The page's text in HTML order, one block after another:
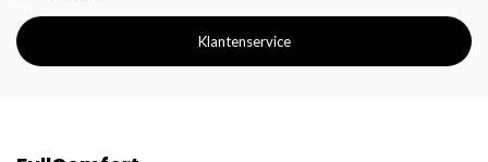
Klantenservice